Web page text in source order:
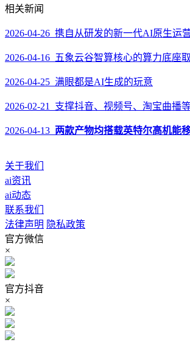
相关新闻
2026-04-26 携自从研发的新一代AI原生运
2026-04-16 五象云谷智算核心的算力底座
2026-04-25 满眼都是AI生成的玩意
2026-02-21 支撑抖音、视频号、淘宝曲播
2026-04-13 两款产物均搭载英特尔高机能
关于我们
ai资讯
ai动态
联系我们
法律声明 隐私政策
官方微信
×
官方抖音
×